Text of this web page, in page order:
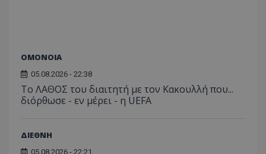
ΟΜΟΝΟΙΑ
05.08.2026 - 22:38
Το ΛΑΘΟΣ του διαιτητή με τον Κακουλλή που...
διόρθωσε - εν μέρει - η UEFA
ΔΙΕΘΝΗ
05.08.2026 - 22:21